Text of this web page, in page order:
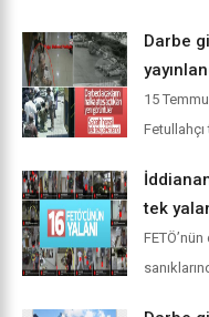
Darbe
15
Fetullahçı
tek